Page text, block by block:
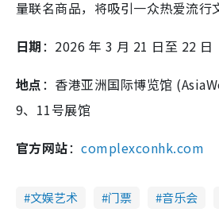
量联名商品，将吸引一众热爱流行
日期：2026 年 3 月 21 日至 22 日
地点：香港亚洲国际博览馆
9、11号展馆
官方网站：complexconhk.com
文娱艺术 门票 音乐会